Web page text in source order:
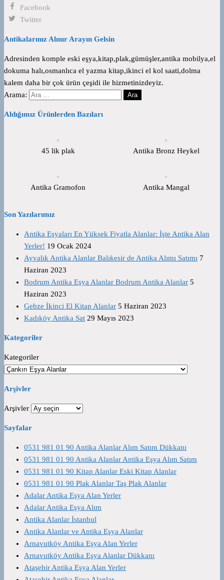
Facebook
Twitter
Antikalarınız Alınır Arayın Gelsin
Adresinden komple eski eşya,kitap,plak,gümüşler,antika mobilya,el
dokuma halı,osmanlıca el yazma kitap,ikinci el kol saati,dolma
kalem daha bir çok ürün çeşidi ile hizmetinizdeyiz.
Arama:
Aldığımız Ürünlerden Bazıları
45 lik plak Antika Bronz Heykel
Antika Gramofon Antika Mangal
Son Yazılarımız
Antika Eşyaları En Yüksek Fiyatla Alanlar: İşte Antika Alan
Yerler! 19 Ocak 2024
Ayvalık Antika Alanlar Balıkesir de Antika Alımı Satımı 7
Haziran 2023
Bodrum Antika Eşya Alanlar Bodrum Antika Alanlar 5
Haziran 2023
Gebze İkinci El Kitap Alanlar 5 Haziran 2023
Kadıköy Antika Sat 29 Mayıs 2023
Kategoriler
Kategoriler
Arşivler
Arşivler
Sayfalar
0531 981 01 90 Antika Alanlar Alım Satım Dükkanı
0531 981 01 90 Antika Alanlar Antika Eşya Alım Satım
0531 981 01 90 Kitap Alanlar Eski Kitap Alanlar
0531 981 01 90 Plak Alanlar Taş Plak Alanlar
Adalar Antika Eşya Alan Yerler
Adalar Antika Eşya Alım
Antika Alanlar İstanbul
Antika Alanlar ve Antika Eşya Alanlar
Arnavutköy Antika Eşya Alan Yerler
Arnavutköy Antika Eşya Alanlar Dükkanı
Ataşehir Antika Eşya Alan Yerler